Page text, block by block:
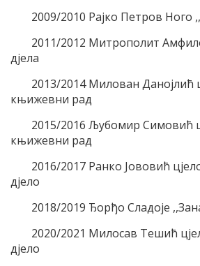
2009/2010 Рајко Петров Ного
2011/2012 Митрополит
дјела
2013/2014 Милован Данојлић
књижевни рад
2015/2016 Љубомир Симовић
књижевни рад
2016/2017 Ранко Јововић
дјело
2018/2019 Ђорђо Сладоје
2020/2021 Милосав Тешић
дјело